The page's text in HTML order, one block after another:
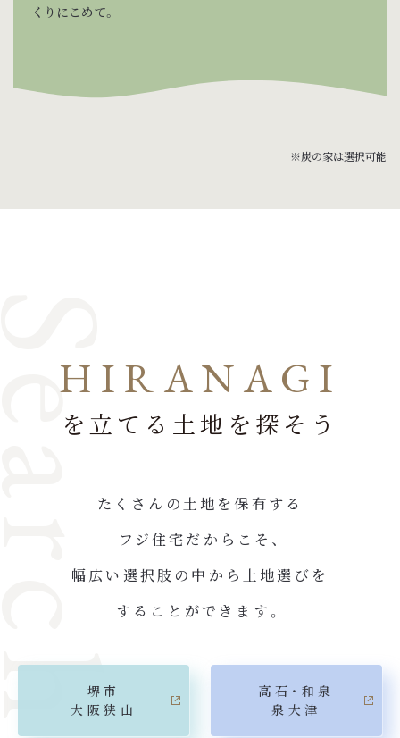
くりにこめて。
※炭の家は選択可能
HIRANAGI
を立てる土地を探そう
たくさんの土地を保有する
フジ住宅だからこそ、
幅広い選択肢の中から土地選びを
することができます。
堺市
大阪狭山
高石・和泉
泉大津